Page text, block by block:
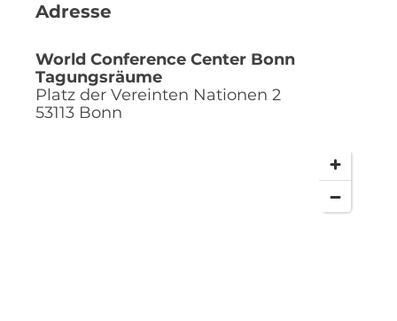
Adresse
World Conference Center Bonn
Tagungsräume
Platz der Vereinten Nationen 2
53113 Bonn